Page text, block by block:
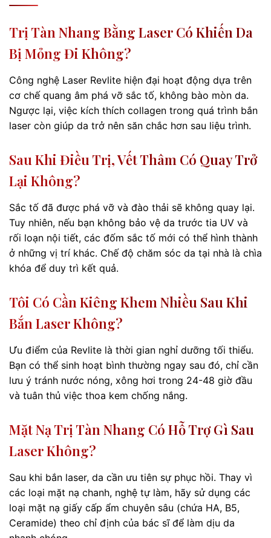
Trị Tàn Nhang Bằng Laser Có Khiến Da
Bị Mỏng Đi Không?
Công nghệ Laser Revlite hiện đại hoạt động dựa trên
cơ chế quang âm phá vỡ sắc tố, không bào mòn da.
Ngược lại, việc kích thích collagen trong quá trình bắn
laser còn giúp da trở nên săn chắc hơn sau liệu trình.
Sau Khi Điều Trị, Vết Thâm Có Quay Trở
Lại Không?
Sắc tố đã được phá vỡ và đào thải sẽ không quay lại.
Tuy nhiên, nếu bạn không bảo vệ da trước tia UV và
rối loạn nội tiết, các đốm sắc tố mới có thể hình thành
ở những vị trí khác. Chế độ chăm sóc da tại nhà là chìa
khóa để duy trì kết quả.
Tôi Có Cần Kiêng Khem Nhiều Sau Khi
Bắn Laser Không?
Ưu điểm của Revlite là thời gian nghỉ dưỡng tối thiểu.
Bạn có thể sinh hoạt bình thường ngay sau đó, chỉ cần
lưu ý tránh nước nóng, xông hơi trong 24-48 giờ đầu
và tuân thủ việc thoa kem chống nắng.
Mặt Nạ Trị Tàn Nhang Có Hỗ Trợ Gì Sau
Laser Không?
Sau khi bắn laser, da cần ưu tiên sự phục hồi. Thay vì
các loại mặt nạ chanh, nghệ tự làm, hãy sử dụng các
loại mặt nạ giấy cấp ẩm chuyên sâu (chứa HA, B5,
Ceramide) theo chỉ định của bác sĩ để làm dịu da